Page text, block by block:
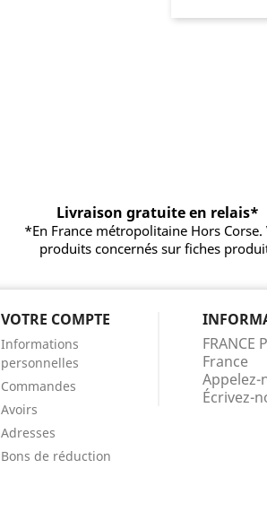
Livraison gratuite en relais*
*En France métropolitaine Hors Corse.
produits concernés sur fiches
VOTRE COMPTE
Informations
personnelles
Commandes
Avoirs
Adresses
Bons de réduction
FRANCE
France
Appelez-
Écrivez-